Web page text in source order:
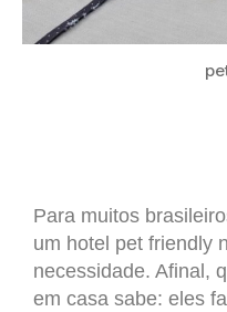
Para muitos
um hotel pet friendly
necessidade. Afinal,
em casa sabe: eles